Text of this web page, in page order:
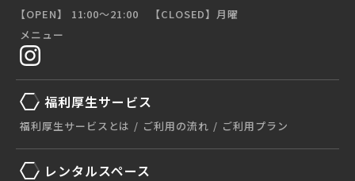
【OPEN】 11:00〜21:00 【CLOSED】月曜
メニュー
福利厚生サービス
福利厚生サービスとは ご利用の流れ ご利用プラン
レンタルスペース